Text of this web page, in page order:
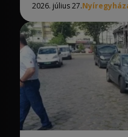
2026. július 27.